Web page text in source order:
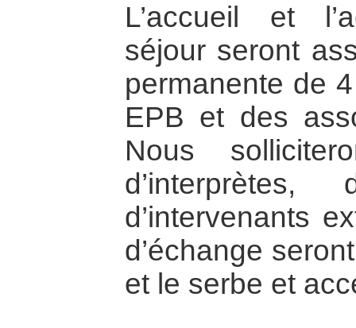
L’accueil et
séjour seront
permanente de
EPB et des
Nous
d’intervenants
d’échange
et le serbe et